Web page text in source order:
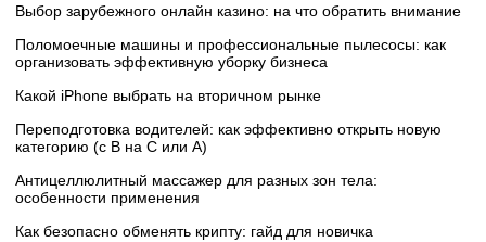
Выбор зарубежного онлайн казино: на что обратить внимание
Поломоечные машины и профессиональные пылесосы: как
организовать эффективную уборку бизнеса
Какой iPhone выбрать на вторичном рынке
Переподготовка водителей: как эффективно открыть новую
категорию (с B на C или А)
Антицеллюлитный массажер для разных зон тела:
особенности применения
Как безопасно обменять крипту: гайд для новичка